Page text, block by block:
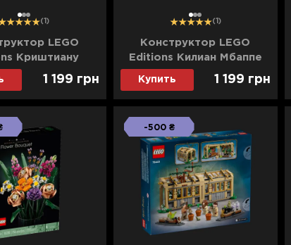
123 (1)
LEGO
Криштиану
моменты
матчей
(43012)
1 199 грн
12 3 (1)
Конструктор LEGO
Editions Килиан Мбаппе
лучшие моменты
футбольных матчей
(43013)
Купить 1 199 грн
-500 ₴